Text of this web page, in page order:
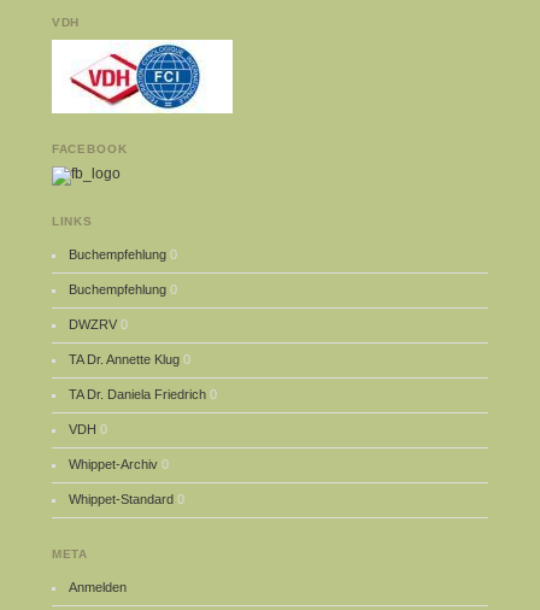
VDH
FACEBOOK
LINKS
Buchempfehlung 0
Buchempfehlung 0
DWZRV 0
TA Dr. Annette Klug 0
TA Dr. Daniela Friedrich 0
VDH 0
Whippet-Archiv 0
Whippet-Standard 0
META
Anmelden